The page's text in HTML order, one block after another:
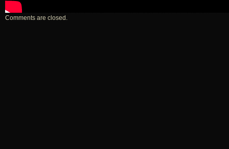
Comments are closed.